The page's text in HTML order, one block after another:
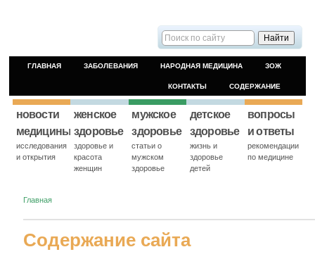
ГЛАВНАЯ ЗАБОЛЕВАНИЯ НАРОДНАЯ МЕДИЦИНА ЗОЖ
КОНТАКТЫ СОДЕРЖАНИЕ
новости
медицины
исследования
и открытия
женское
здоровье
здоровье и
красота
женщин
мужское
здоровье
статьи о
мужском
здоровье
детское
здоровье
жизнь и
здоровье
детей
вопросы
и ответы
рекомендации
по медицине
Главная
Содержание сайта